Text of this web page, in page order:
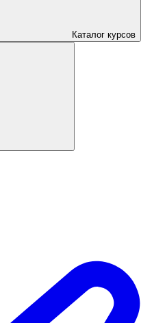
Каталог курсов